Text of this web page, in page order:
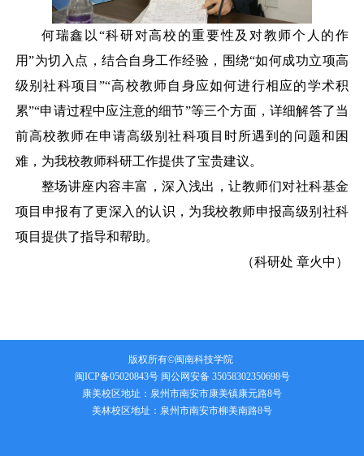
何瑞鑫以 “科研对高校的重要性及对教师个人的作
用”为切入点，结合自身工作经验，围绕“如何成功立项高
级别社科项目”“高校教师自身应如何进行相应的学术积
累”“申请过程中应注意的细节”等三个方面，详细解答了当
前高校教师在申请高级别社科项目时所遇到的问题和困
难，为我校教师科研工作提供了宝贵建议。
整场讲座内容丰富，深入浅出，让教师们对社科基金
项目申报有了更深入的认识，为我校教师申报高级别社科
项目提供了指导和帮助。
（科研处 章火中 ）
版权所有©闽南科技学院
闽ICP备05020843号 闽公网安备 35058302350698号
康美校区地址：泉州市南安市康美镇康元路8号
美林校区地址：泉州市南安市柳美南路8号